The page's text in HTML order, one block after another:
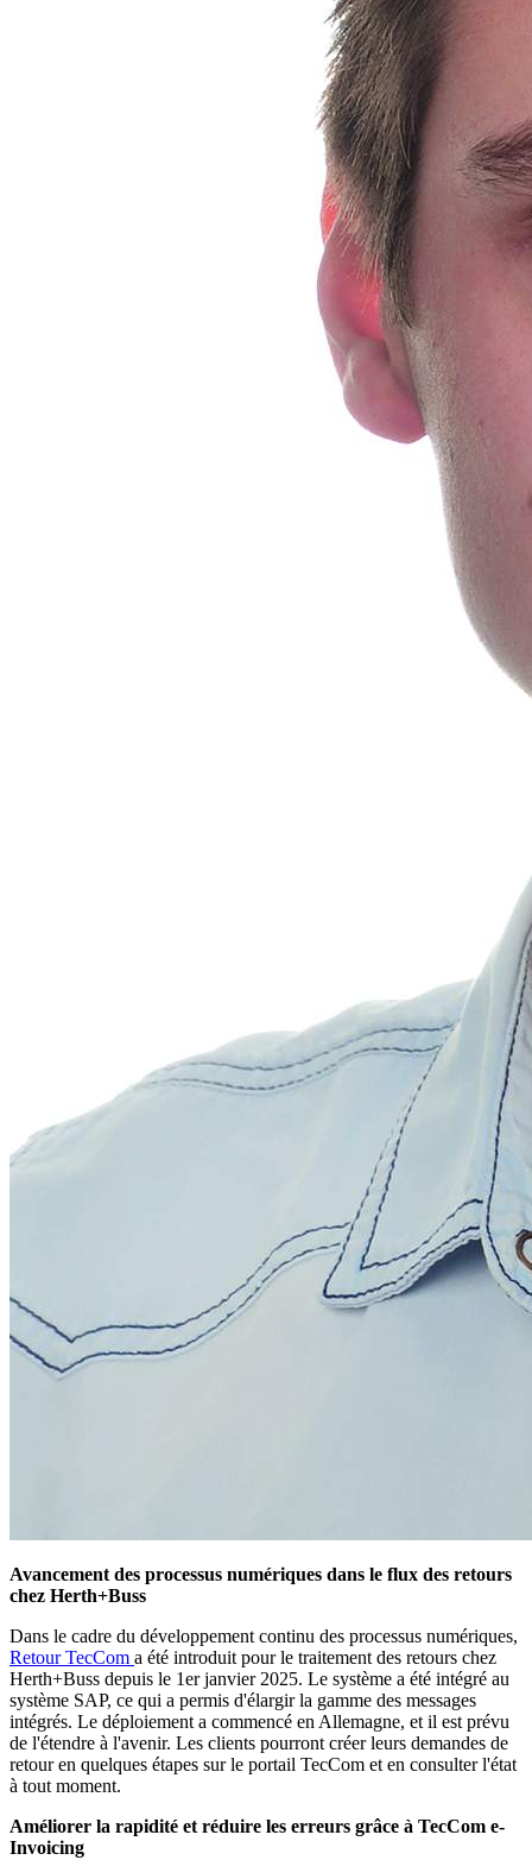
Avancement des processus numériques dans le flux des retours
chez Herth+Buss
Dans le cadre du développement continu des processus numériques,
Retour TecCom a été introduit pour le traitement des retours chez
Herth+Buss depuis le 1er janvier 2025. Le système a été intégré au
système SAP, ce qui a permis d'élargir la gamme des messages
intégrés. Le déploiement a commencé en Allemagne, et il est prévu
de l'étendre à l'avenir. Les clients pourront créer leurs demandes de
retour en quelques étapes sur le portail TecCom et en consulter l'état
à tout moment.
Améliorer la rapidité et réduire les erreurs grâce à TecCom e-
Invoicing